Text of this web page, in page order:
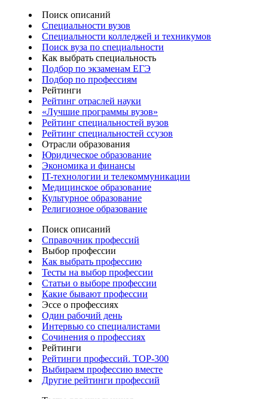
Поиск описаний
Специальности вузов
Специальности колледжей и техникумов
Поиск вуза по специальности
Как выбрать специальность
Подбор по экзаменам ЕГЭ
Подбор по профессиям
Рейтинги
Рейтинг отраслей науки
«Лучшие программы вузов»
Рейтинг специальностей вузов
Рейтинг специальностей ссузов
Отрасли образования
Юридическое образование
Экономика и финансы
IT-технологии и телекоммуникации
Медицинское образование
Культурное образование
Религиозное образование
Поиск описаний
Справочник профессий
Выбор профессии
Как выбрать профессию
Тесты на выбор профессии
Статьи о выборе профессии
Какие бывают профессии
Эссе о профессиях
Один рабочий день
Интервью со специалистами
Сочинения о профессиях
Рейтинги
Рейтинги профессий. TOP-300
Выбираем профессию вместе
Другие рейтинги профессий